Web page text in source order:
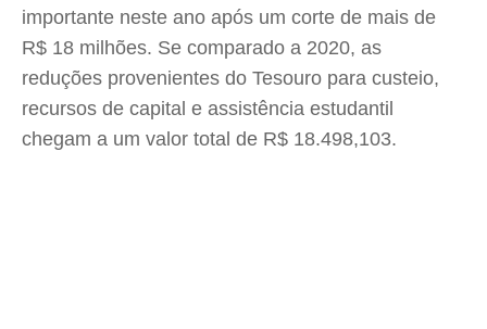
importante neste ano após um corte de mais de
R$ 18 milhões. Se comparado a 2020, as
reduções provenientes do Tesouro para custeio,
recursos de capital e assistência estudantil
chegam a um valor total de R$ 18.498,103.